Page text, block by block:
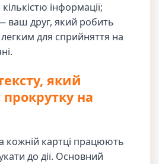
інформації;
ваш друг, який робить
для сприйняття на
який
на
кожній картці працюють
до дії. Основний